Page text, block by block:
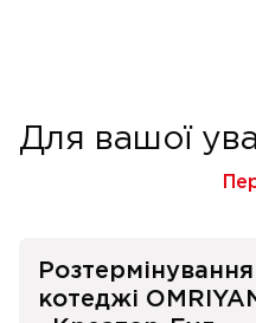
Для вашої
котеджі